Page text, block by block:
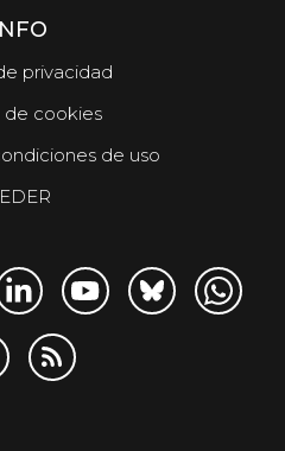
privacidad
de cookies
de uso